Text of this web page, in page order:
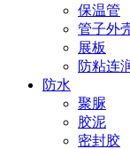
保温管
管子外
展板
防粘连
防水
聚脲
胶泥
密封胶